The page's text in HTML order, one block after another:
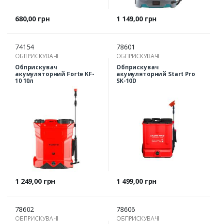
Ціна
680,00 грн Ціна
1 149,00 грн
74154
ОБПРИСКУВАЧІ
Обприскувач
акумуляторний Forte KF-
10 10л
Ціна
1 249,00 грн
78601
ОБПРИСКУВАЧІ
Обприскувач
акумуляторний Start Pro
SK-10D
Ціна
1 499,00 грн
78602
ОБПРИСКУВАЧІ
78606
ОБПРИСКУВАЧІ